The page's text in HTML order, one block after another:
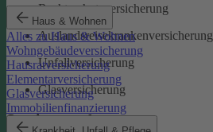
Haus & Wohnen
Alles zu Haus & Wohnen
Wohngebäudeversicherung
Hausratversicherung
Elementarversicherung
Glasversicherung
Immobilienfinanzierung
Rechtsschutzversicherung
Auslandsreisekrankenversicherung
Unfallversicherung
Glasversicherung
Serviceportal